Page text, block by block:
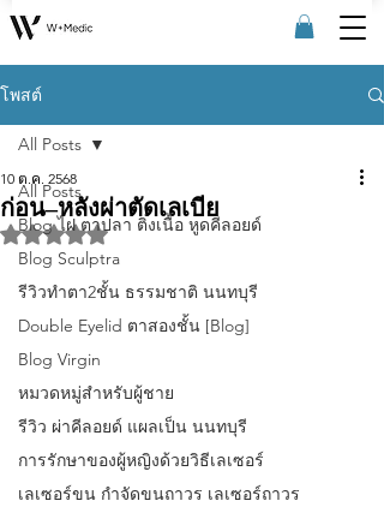
โพสต์
All Posts
Blog ไฝ ตาปลา ติ่งเนื้อ หูดคีลอยด์
Blog Sculptra
รีวิวทําตา2ชั้น ธรรมชาติ นนทบุรี
Double Eyelid ตาสองชั้น [Blog]
Blog Virgin
หมวดหมู่สำหรับผู้ชาย
รีวิว ผ่าคีลอยด์ แผลเป็น นนทบุรี
การรักษาของผู้หญิงด้วยวิธีเลเซอร์
เลเซอร์ขน กําจัดขนถาวร เลเซอร์ถาวร
All Posts
ก่อน–หลังผ่าตัดเลเบีย
10 ต.ค. 2568
ได้รับ NaN เต็ม 5 ดาว